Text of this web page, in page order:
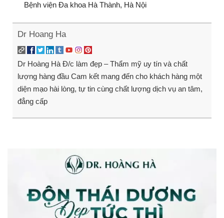
Bệnh viện Đa khoa Hà Thành, Hà Nội
Dr Hoang Ha
Dr Hoàng Hà Đ/c làm đẹp – Thẩm mỹ uy tín và chất
lượng hàng đầu Cam kết mang đến cho khách hàng một
diện mạo hài lòng, tự tin cùng chất lượng dịch vụ an tâm,
đẳng cấp